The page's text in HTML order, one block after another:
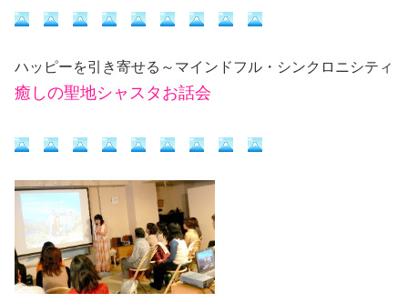
ハッピーを引き寄せる～マインドフル・シンクロニシティ
癒しの聖地シャスタお話会